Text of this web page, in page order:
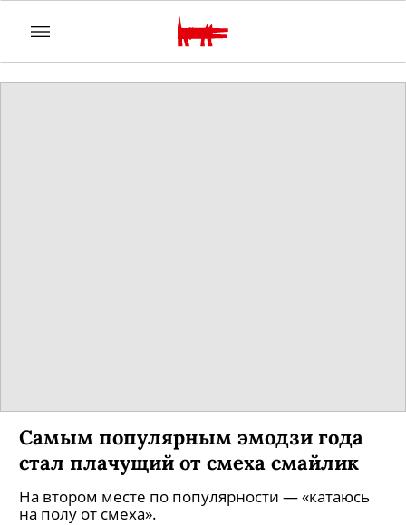
Самым популярным эмодзи года
стал плачущий от смеха смайлик
На втором месте по популярности — «катаюсь
на полу от смеха».